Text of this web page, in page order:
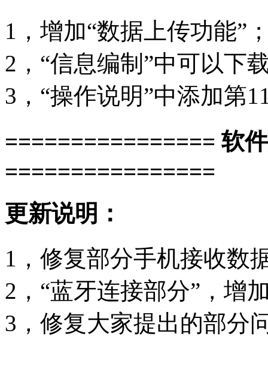
1，增加“数据上传功能”
2，“信息编制”中可以下
3，“操作说明”中添加第
================ 软
================
更新说明：
1，修复部分手机接收数
2，“蓝牙连接部分”，增
3，修复大家提出的部分